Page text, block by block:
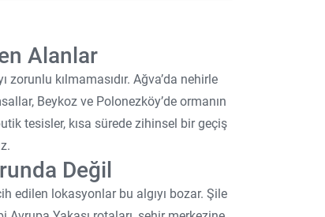
Alanlar
kılmamasıdır. Ağva’da nehirle
Beykoz ve Polonezköy’de ormanın
tesisler, kısa sürede zihinsel bir geçiş
Değil
edilen lokasyonlar bu algıyı bozar. Şile